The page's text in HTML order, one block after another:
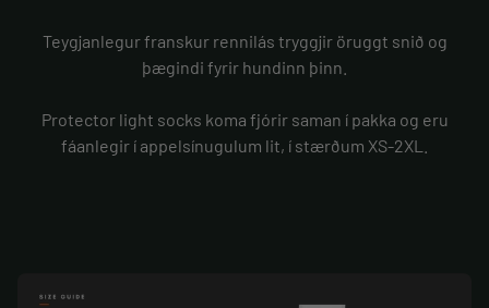
Teygjanlegur franskur rennilás tryggjir öruggt snið og
þægindi fyrir hundinn þinn.
Protector light socks koma fjórir saman í pakka og eru
fáanlegir í appelsínugulum lit, í stærðum XS-2XL.